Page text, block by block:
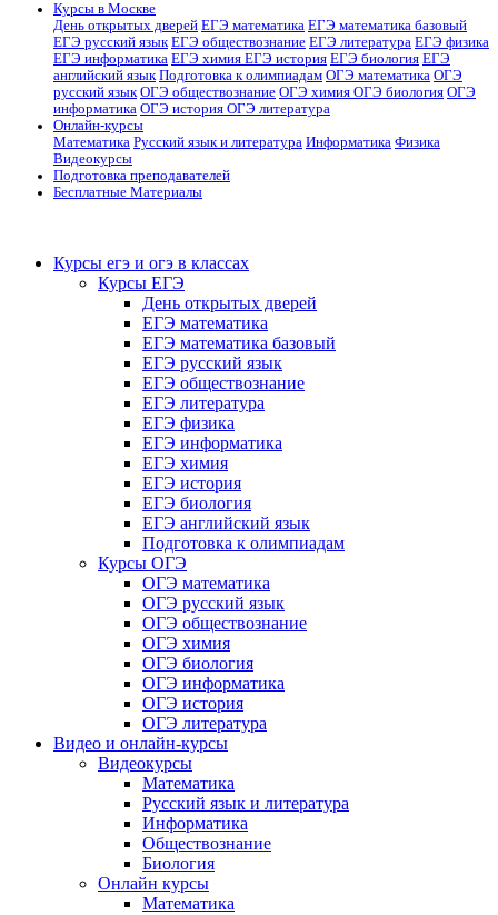
Курсы в Москве
День открытых дверей ЕГЭ математика ЕГЭ математика базовый
ЕГЭ русский язык ЕГЭ обществознание ЕГЭ литература ЕГЭ физика
ЕГЭ информатика ЕГЭ химия ЕГЭ история ЕГЭ биология ЕГЭ
английский язык Подготовка к олимпиадам ОГЭ математика ОГЭ
русский язык ОГЭ обществознание ОГЭ химия ОГЭ биология ОГЭ
информатика ОГЭ история ОГЭ литература
Онлайн-курсы
Математика Русский язык и литература Информатика Физика
Видеокурсы
Подготовка преподавателей
Бесплатные Материалы
Курсы егэ и огэ в классах
Курсы ЕГЭ
День открытых дверей
ЕГЭ математика
ЕГЭ математика базовый
ЕГЭ русский язык
ЕГЭ обществознание
ЕГЭ литература
ЕГЭ физика
ЕГЭ информатика
ЕГЭ химия
ЕГЭ история
ЕГЭ биология
ЕГЭ английский язык
Подготовка к олимпиадам
Курсы ОГЭ
ОГЭ математика
ОГЭ русский язык
ОГЭ обществознание
ОГЭ химия
ОГЭ биология
ОГЭ информатика
ОГЭ история
ОГЭ литература
Видео и онлайн-курсы
Видеокурсы
Математика
Русский язык и литература
Информатика
Обществознание
Биология
Онлайн курсы
Математика